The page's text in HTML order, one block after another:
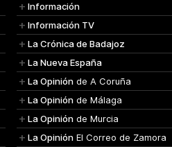
Información
Información TV
La Crónica de Badajoz
La Nueva España
La Opinión de A Coruña
La Opinión de Málaga
La Opinión de Murcia
La Opinión El Correo de Zamora